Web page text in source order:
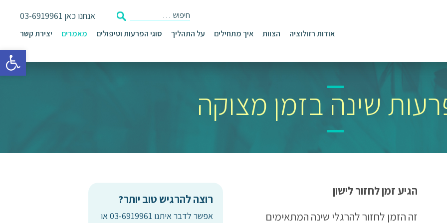
פתח
אנחנו כאן 03-6919961
אודות רזולוציה הצוות איך מתחילים על התהליך סוגי הפרעות וטיפולים מאמרים יצירת קשר
שינה בזמן מצוקה
רוצה להרגיש טוב יותר?
אפשר לדבר איתנו 03-6919961 או
הגיע זמן לחזור לישון
זה הזמן לחזור להרגלי שינה המתאימים